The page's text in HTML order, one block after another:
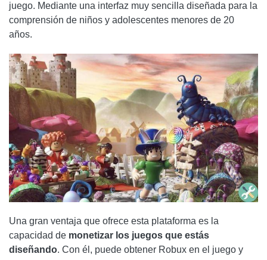
juego. Mediante una interfaz muy sencilla diseñada para la
comprensión de niños y adolescentes menores de 20
años.
Una gran ventaja que ofrece esta plataforma es la
capacidad de monetizar los juegos que estás
diseñando. Con él, puede obtener Robux en el juego y